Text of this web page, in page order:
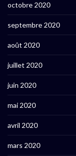
octobre 2020
septembre 2020
août 2020
juillet 2020
juin 2020
mai 2020
avril 2020
mars 2020